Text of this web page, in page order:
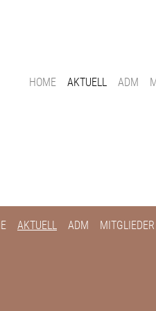
HOME AKTUELL ADM
AKTUELL ADM MITGLIEDER